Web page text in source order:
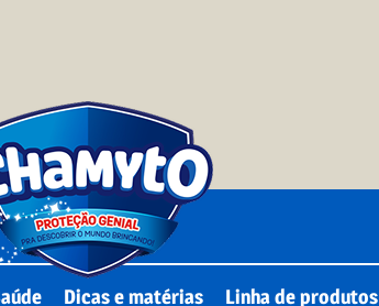
Dicas e matérias Linha de produtos